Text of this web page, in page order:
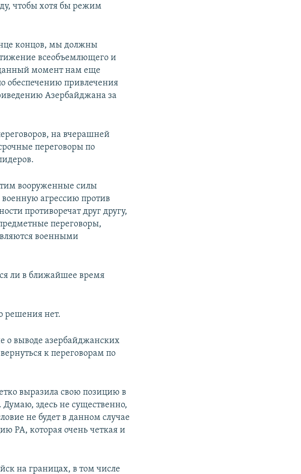
чтобы хотя бы режим
концов, мы должны
всеобъемлющего и
момент нам еще
обеспечению привлечения
Азербайджана за
на вчерашней
переговоры по
вооруженные силы
агрессию против
противоречат друг другу,
переговоры,
военными
ли в ближайшее время
решения нет.
о выводе азербайджанских
к переговорам по
выразила свою позицию в
Думаю, здесь не существенно,
не будет в данном случае
РА, которая очень четкая и
на границах, в том числе